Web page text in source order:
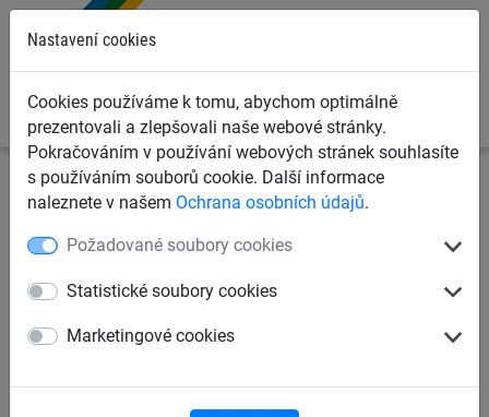
Nastavení cookies
Cookies používáme k tomu, abychom optimálně
prezentovali a zlepšovali naše webové stránky.
Pokračováním v používání webových stránek souhlasíte
s používáním souborů cookie. Další informace
naleznete v našem Ochrana osobních údajů.
Požadované soubory cookies
Statistické soubory cookies
Marketingové cookies
Sportovní sítě Sítě na fotbal Mini brankové sítě
Minibranková síť na fotbal 2,3
mm, polypropylen